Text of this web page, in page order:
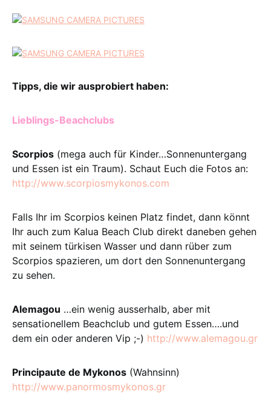
Tipps, die wir ausprobiert haben:
Lieblings-Beachclubs
Scorpios (mega auch für Kinder…Sonnenuntergang
und Essen ist ein Traum). Schaut Euch die Fotos an:
http://www.scorpiosmykonos.com
Falls Ihr im Scorpios keinen Platz findet, dann könnt
Ihr auch zum Kalua Beach Club direkt daneben gehen
mit seinem türkisen Wasser und dann rüber zum
Scorpios spazieren, um dort den Sonnenuntergang
zu sehen.
Alemagou …ein wenig ausserhalb, aber mit
sensationellem Beachclub und gutem Essen….und
dem ein oder anderen Vip ;-) http://www.alemagou.gr
Principaute de Mykonos (Wahnsinn)
http://www.panormosmykonos.gr